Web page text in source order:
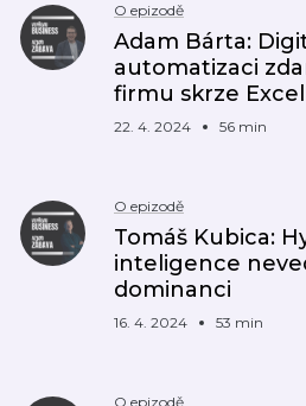
O epizodě
Adam Bárta:
automatizaci
firmu skrze Excel
22. 4. 2024 56 min
O epizodě
Tomáš Kubica:
inteligence
dominanci
16. 4. 2024 53 min
O epizodě